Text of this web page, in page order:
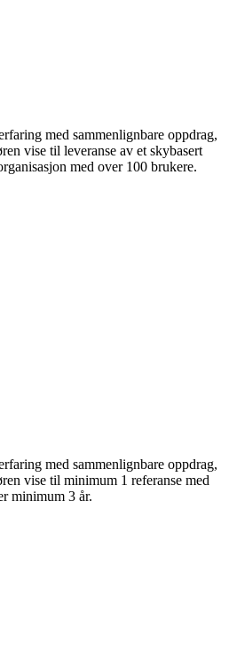
med sammenlignbare oppdrag,
vise til leveranse av et skybasert
med over 100 brukere.
med sammenlignbare oppdrag,
vise til minimum 1 referanse med
minimum 3 år.